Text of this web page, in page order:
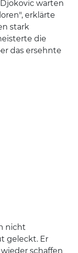
Djokovic warten
erklärte
stark
die
das ersehnte
nicht
geleckt. Er
schaffen